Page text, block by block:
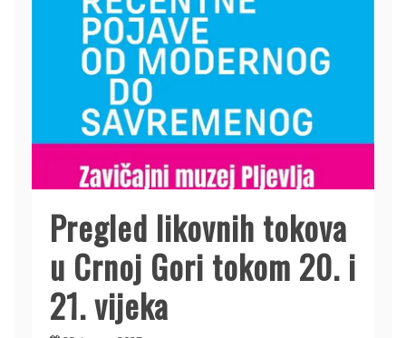
Pregled likovnih tokova
u Crnoj Gori tokom 20. i
21. vijeka